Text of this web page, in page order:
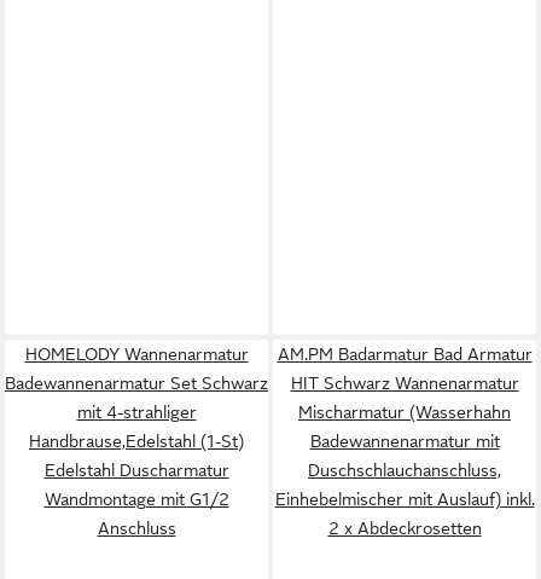
HOMELODY Wannenarmatur
Badewannenarmatur Set Schwarz
mit 4-strahliger
Handbrause,Edelstahl (1-St)
Edelstahl Duscharmatur
Wandmontage mit G1/2
Anschluss
AM.PM Badarmatur Bad Armatur
HIT Schwarz Wannenarmatur
Mischarmatur (Wasserhahn
Badewannenarmatur mit
Duschschlauchanschluss,
Einhebelmischer mit Auslauf) inkl.
2 x Abdeckrosetten